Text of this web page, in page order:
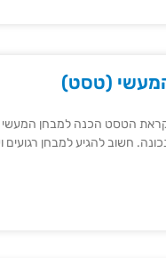
(טסט)
הטסט הכנה למבחן
חשוב להגיע למבחן רגועים